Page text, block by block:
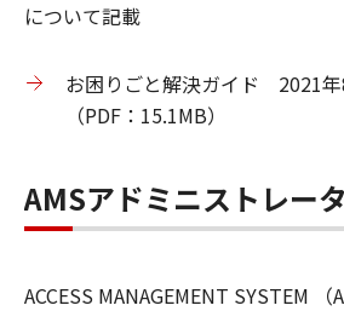
について記載
お困りごと解決ガイド 2021
（PDF：15.1MB）
AMSアドミニストレー
ACCESS MANAGEMENT SYSTEM